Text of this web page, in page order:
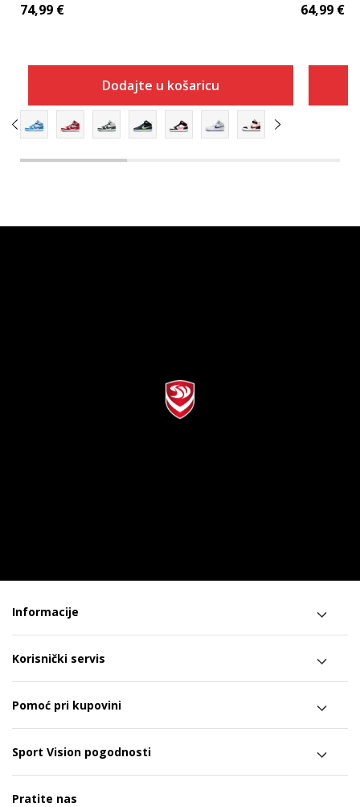
74,99 €
Dodajte u košaricu
64,99 €
Informacije
Korisnički servis
Pomoć pri kupovini
Sport Vision pogodnosti
Pratite nas